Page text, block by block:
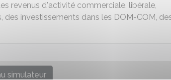
revenus d'activité commerciale, libérale,
des investissements dans les DOM-COM,
simulateur